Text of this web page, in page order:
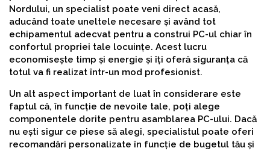
Nordului, un specialist poate veni direct acasă,
aducând toate uneltele necesare și având tot
echipamentul adecvat pentru a construi PC-ul chiar în
confortul propriei tale locuințe. Acest lucru
economisește timp și energie și îți oferă siguranța că
totul va fi realizat într-un mod profesionist.
Un alt aspect important de luat în considerare este
faptul că, în funcție de nevoile tale, poți alege
componentele dorite pentru asamblarea PC-ului. Dacă
nu ești sigur ce piese să alegi, specialistul poate oferi
recomandări personalizate în funcție de bugetul tău și